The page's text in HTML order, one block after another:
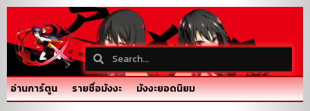
อ่านการ์ตูน รายชื่อมังงะ มังงะยอดนิยม